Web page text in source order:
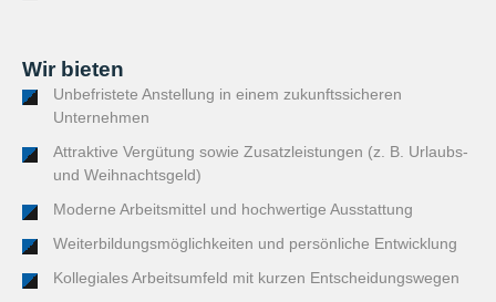
Wir bieten
Unbefristete Anstellung in einem zukunftssicheren
Unternehmen
Attraktive Vergütung sowie Zusatzleistungen (z. B. Urlaubs-
und Weihnachtsgeld)
Moderne Arbeitsmittel und hochwertige Ausstattung
Weiterbildungsmöglichkeiten und persönliche Entwicklung
Kollegiales Arbeitsumfeld mit kurzen Entscheidungswegen